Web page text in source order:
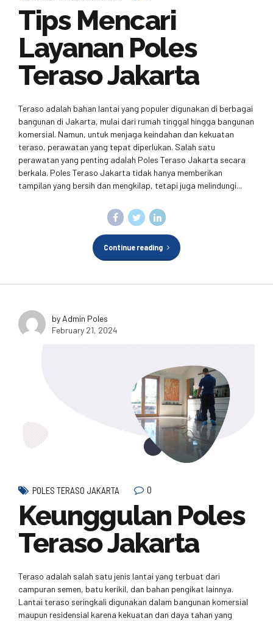
Tips Mencari
Layanan Poles
Teraso Jakarta
Teraso adalah bahan lantai yang populer digunakan di berbagai
bangunan di Jakarta, mulai dari rumah tinggal hingga bangunan
komersial. Namun, untuk menjaga keindahan dan kekuatan
teraso, perawatan yang tepat diperlukan. Salah satu
perawatan yang penting adalah Poles Teraso Jakarta secara
berkala. Poles Teraso Jakarta tidak hanya memberikan
tampilan yang bersih dan mengkilap, tetapi juga melindungi...
Continue reading
by Admin Poles
February 21, 2024
POLES TERASO JAKARTA 0
Keunggulan Poles
Teraso Jakarta
Teraso adalah salah satu jenis lantai yang terbuat dari
campuran semen, batu kerikil, dan bahan pengikat lainnya.
Lantai teraso seringkali digunakan dalam bangunan komersial
maupun residensial karena kekuatan dan daya tahan yang